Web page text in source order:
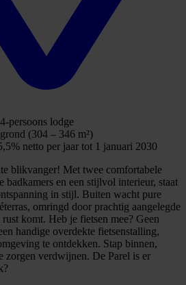
persoons lodge
(304 – 346 m²)
netto per jaar tot 1 januari 2030
blikvanger! Met twee comfortabele
badkamers en een stijlvol interieur, staat
in stijl. Buiten wacht pure
omringd door prachtig aangelegde
komt. Heb je fietsen mee? Geen
handige overdekte fietsenstalling,
te ontdekken. Stap binnen,
zorgen verdwijnen. De Parel is er